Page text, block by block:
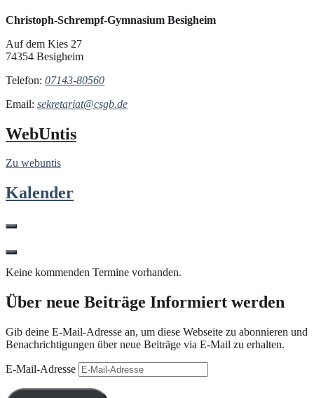
Christoph-Schrempf-Gymnasium Besigheim
Auf dem Kies 27
74354 Besigheim
Telefon: 07143-80560
Email: sekretariat@csgb.de
WebUntis
Zu webuntis
Kalender
Keine kommenden Termine vorhanden.
Über neue Beiträge Informiert werden
Gib deine E-Mail-Adresse an, um diese Webseite zu abonnieren und
Benachrichtigungen über neue Beiträge via E-Mail zu erhalten.
E-Mail-Adresse